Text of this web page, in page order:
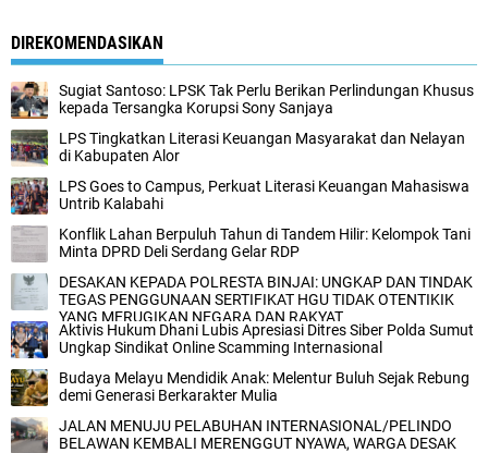
DIREKOMENDASIKAN
Sugiat Santoso: LPSK Tak Perlu Berikan Perlindungan Khusus
kepada Tersangka Korupsi Sony Sanjaya
LPS Tingkatkan Literasi Keuangan Masyarakat dan Nelayan
di Kabupaten Alor
LPS Goes to Campus, Perkuat Literasi Keuangan Mahasiswa
Untrib Kalabahi
Konflik Lahan Berpuluh Tahun di Tandem Hilir: Kelompok Tani
Minta DPRD Deli Serdang Gelar RDP
DESAKAN KEPADA POLRESTA BINJAI: UNGKAP DAN TINDAK
TEGAS PENGGUNAAN SERTIFIKAT HGU TIDAK OTENTIKIK
YANG MERUGIKAN NEGARA DAN RAKYAT
Aktivis Hukum Dhani Lubis Apresiasi Ditres Siber Polda Sumut
Ungkap Sindikat Online Scamming Internasional
Budaya Melayu Mendidik Anak: Melentur Buluh Sejak Rebung
demi Generasi Berkarakter Mulia
JALAN MENUJU PELABUHAN INTERNASIONAL/PELINDO
BELAWAN KEMBALI MERENGGUT NYAWA, WARGA DESAK